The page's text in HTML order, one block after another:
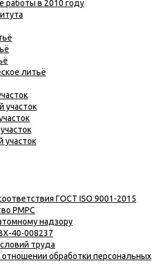
работы в 2010 году
литьё
участок
участок
ГОСТ ISO 9001-2015
РМРС
надзору
40-008237
труда
обработки персональных